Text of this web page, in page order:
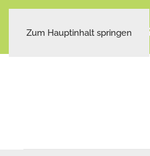
Zum Hauptinhalt springen